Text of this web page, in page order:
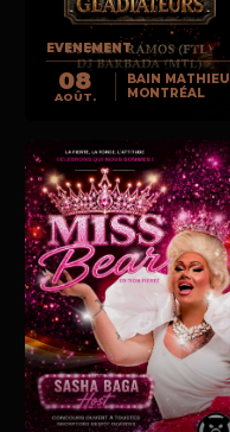
EVENEMENT
08
AOÛT.
BAIN MATHIEU
MONTRÉAL